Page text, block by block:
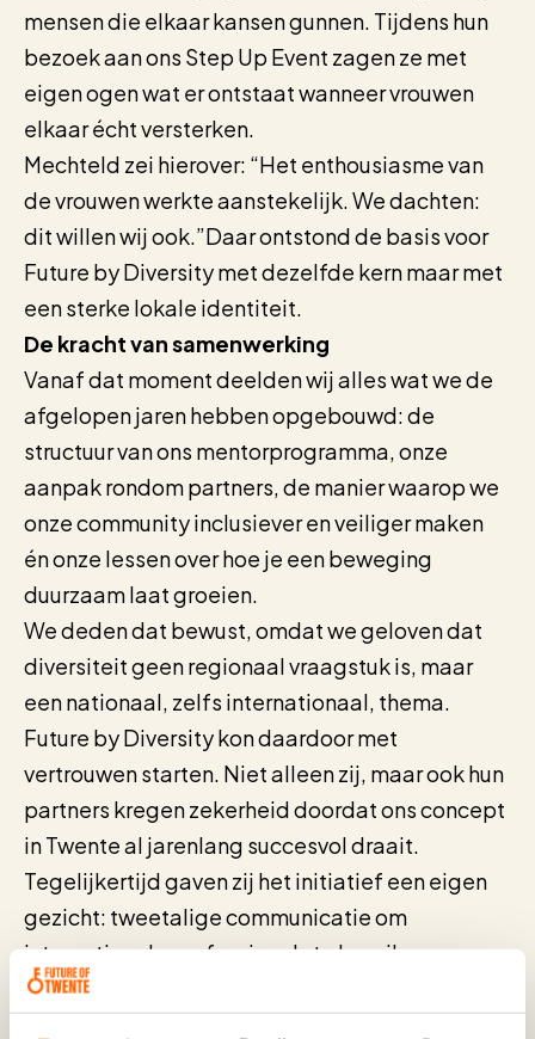
mensen die elkaar kansen gunnen. Tijdens hun
bezoek aan ons Step Up Event zagen ze met
eigen ogen wat er ontstaat wanneer vrouwen
elkaar écht versterken.
Mechteld zei hierover: “Het enthousiasme van
de vrouwen werkte aanstekelijk. We dachten:
dit willen wij ook.”Daar ontstond de basis voor
Future by Diversity met dezelfde kern maar met
een sterke lokale identiteit.
De kracht van samenwerking
Vanaf dat moment deelden wij alles wat we de
afgelopen jaren hebben opgebouwd: de
structuur van ons mentorprogramma, onze
aanpak rondom partners, de manier waarop we
onze community inclusiever en veiliger maken
én onze lessen over hoe je een beweging
duurzaam laat groeien.
We deden dat bewust, omdat we geloven dat
diversiteit geen regionaal vraagstuk is, maar
een nationaal, zelfs internationaal, thema.
Future by Diversity kon daardoor met
vertrouwen starten. Niet alleen zij, maar ook hun
partners kregen zekerheid doordat ons concept
in Twente al jarenlang succesvol draait.
Tegelijkertijd gaven zij het initiatief een eigen
gezicht: tweetalige communicatie om
internationale professionals te bereiken, een
netwerk van regionale partners én een